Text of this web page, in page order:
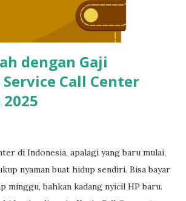
service e-commerce, bahkan freelance
butuh skil...
dengan Gaji
Call Center
di Indonesia, apalagi yang baru mulai,
nyaman buat hidup sendiri. Bisa bayar
minggu, bahkan kadang nyicil HP baru.